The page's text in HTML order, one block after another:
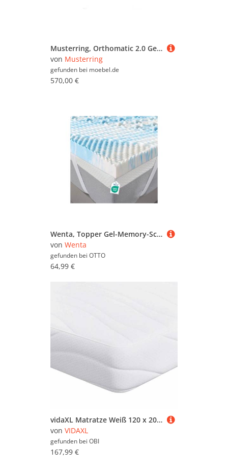
Musterring, Orthomatic 2.0 Gel Topper – Raumgewicht 40 kg/m³ - klimaneutraler Stretchbezug oben 786 - 120 x 200, Modern, Zeitlos
von Musterring
gefunden bei moebel.de
570,00 €
Wenta, Topper Gel-Memory-Schaum, 5-Zonen Matratzentopper, 5 cm hoch, Gel Topper, (mittleres Liegegefühl, Bezug abnehmbar und waschbar, rutschfest mit Fixierbändern, OEKO-TEX), Für Matratzen und Boxspringbetten, 90/120/140/160/180 x 200 cm
von Wenta
gefunden bei OTTO
64,99 €
vidaXL Matratze Weiß 120 x 200 cm Gel-Speicherschaum 4106316
von VIDAXL
gefunden bei OBI
167,99 €